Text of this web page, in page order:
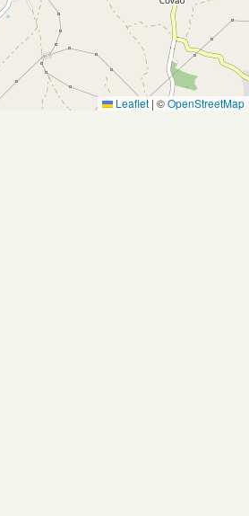
Leaflet | ©OpenStreetMap